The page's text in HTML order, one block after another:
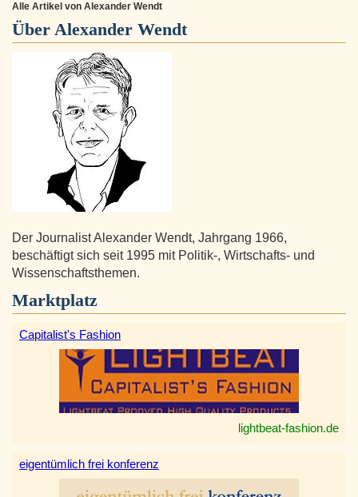
Alle Artikel von Alexander Wendt
Über Alexander Wendt
Der Journalist Alexander Wendt, Jahrgang 1966,
beschäftigt sich seit 1995 mit Politik-, Wirtschafts- und
Wissenschaftsthemen.
Marktplatz
Capitalist's Fashion
lightbeat-fashion.de
eigentümlich frei konferenz